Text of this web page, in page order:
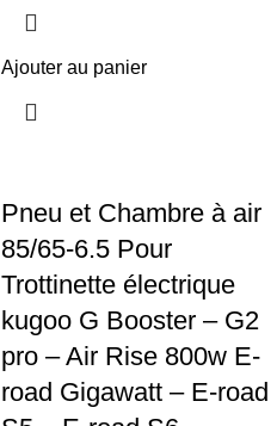
Ajouter au panier
Pneu et Chambre à air
85/65-6.5 Pour
Trottinette électrique
kugoo G Booster – G2
pro – Air Rise 800w E-
road Gigawatt – E-road